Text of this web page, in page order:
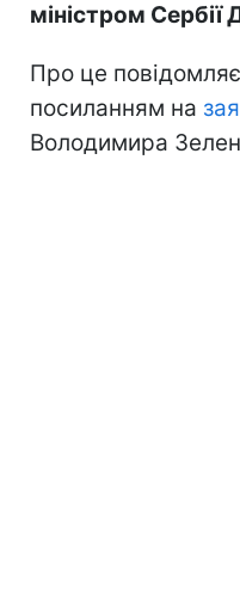
міністром
Про це повідомляє
посиланням на
Володимира